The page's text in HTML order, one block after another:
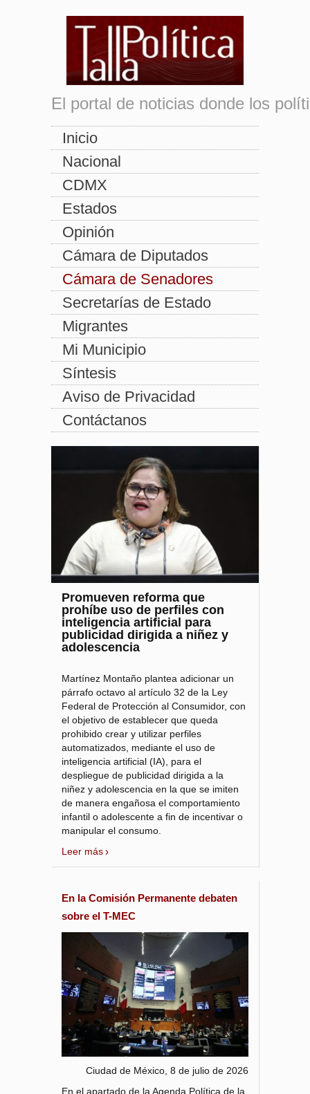
El portal de noticias donde los
Inicio
Nacional
CDMX
Estados
Opinión
Cámara de Diputados
Cámara de Senadores
Secretarías de Estado
Migrantes
Mi Municipio
Síntesis
Aviso de Privacidad
Contáctanos
Promueven reforma que
prohíbe uso de perfiles con
inteligencia artificial para
publicidad dirigida a niñez y
adolescencia
Martínez Montaño plantea adicionar un
párrafo octavo al artículo 32 de la Ley
Federal de Protección al Consumidor, con
el objetivo de establecer que queda
prohibido crear y utilizar perfiles
automatizados, mediante el uso de
inteligencia artificial (IA), para el
despliegue de publicidad dirigida a la
niñez y adolescencia en la que se imiten
de manera engañosa el comportamiento
infantil o adolescente a fin de incentivar o
manipular el consumo.
Leer más
En la Comisión Permanente debaten
sobre el T-MEC
Ciudad de México, 8 de julio de 2026
En el apartado de la Agenda Política de la